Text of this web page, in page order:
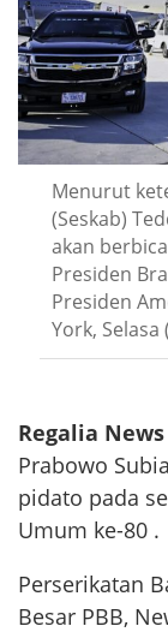
Menurut
(Seskab)
akan
Presiden
Presiden
York, Selasa
Regalia News
Prabowo
pidato pada
Umum ke-80 .
Perserikatan
Besar PBB,